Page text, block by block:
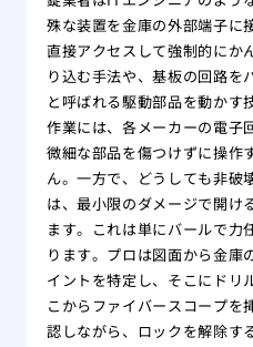
殊な装置を金庫の外部端子に
直接アクセスして強制的にか
り込む手法や、基板の回路を
と呼ばれる駆動部品を動かす
作業には、各メーカーの電子
微細な部品を傷つけずに操作
ん。一方で、どうしても非破
は、最小限のダメージで開け
ます。これは単にバールで力
ります。プロは図面から金庫
イントを特定し、そこにドリ
こからファイバースコープを
認しながら、ロックを解除す